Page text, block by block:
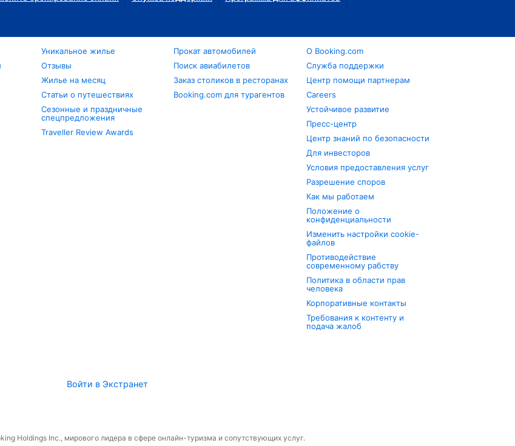
Уникальное жилье
Отзывы
Жилье на месяц
Статьи о путешествиях
Сезонные и праздничные
спецпредложения
Traveller Review Awards
Прокат автомобилей
Поиск авиабилетов
Заказ столиков в ресторанах
Booking.com для турагентов
О Booking.com
Служба поддержки
Центр помощи партнерам
Careers
Устойчивое развитие
Пресс-центр
Центр знаний по безопасности
Для инвесторов
Условия предоставления услуг
Разрешение споров
Как мы работаем
Положение о
конфиденциальности
Изменить настройки cookie-
файлов
Противодействие
современному рабству
Политика в области прав
человека
Корпоративные контакты
Требования к контенту и
подача жалоб
Войти в Экстранет
Holdings Inc., мирового лидера в сфере онлайн-туризма и сопутствующих услуг.